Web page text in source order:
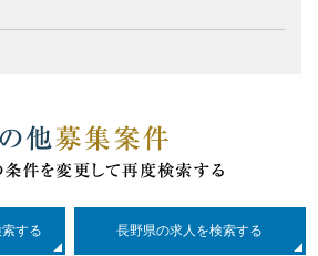
する 長野県の求人を検索する